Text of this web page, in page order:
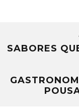
SABORES